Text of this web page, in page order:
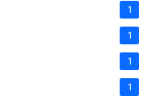
1
1
1
1